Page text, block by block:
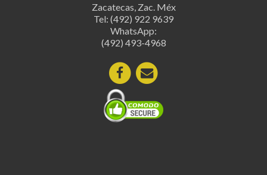
Zacatecas, Zac. Méx
Tel: (492) 922 9639
WhatsApp:
(492) 493-4968